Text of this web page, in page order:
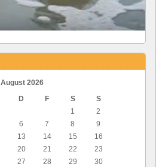
August 2026
D F S
S
1
2
6 7 8
9
13 14 15
16
20 21 22
23
27 28 29
30